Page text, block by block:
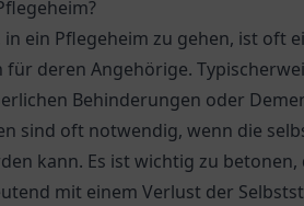
in ein Pflegeheim zu gehen, ist
für deren Angehörige.
Behinderungen oder
sind oft notwendig, wenn die
kann. Es ist wichtig zu
mit einem Verlust der